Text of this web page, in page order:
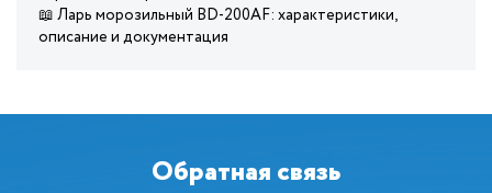
📖 Ларь морозильный BD-200AF: характеристики,
описание и документация
Обратная связь